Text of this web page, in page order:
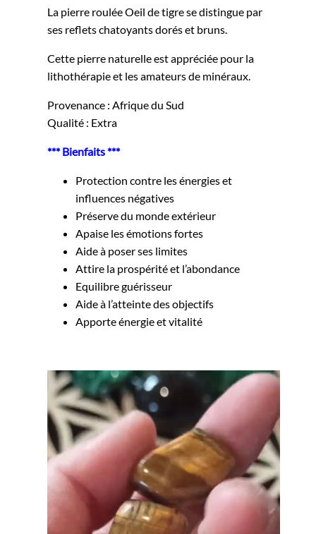
La pierre roulée Oeil de tigre se distingue par
ses reflets chatoyants dorés et bruns.
Cette pierre naturelle est appréciée pour la
lithothérapie et les amateurs de minéraux.
Provenance : Afrique du Sud
Qualité : Extra
*** Bienfaits ***
Protection contre les énergies et
influences négatives
Préserve du monde extérieur
Apaise les émotions fortes
Aide à poser ses limites
Attire la prospérité et l’abondance
Equilibre guérisseur
Aide à l’atteinte des objectifs
Apporte énergie et vitalité
Lecteur
vidéo